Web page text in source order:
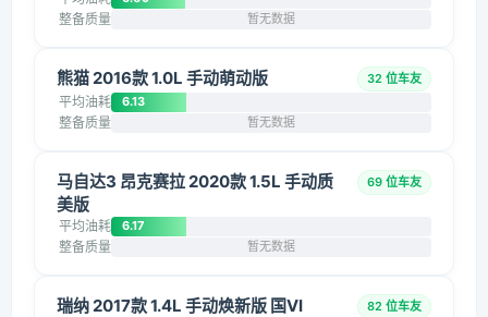
整备质量 暂无数据
熊猫 2016款 1.0L 手动萌动版 32 位车友
平均油耗 6.13
整备质量 暂无数据
马自达3 昂克赛拉 2020款 1.5L 手动质
美版
69 位车友
平均油耗 6.17
整备质量 暂无数据
瑞纳 2017款 1.4L 手动焕新版 国VI 82 位车友